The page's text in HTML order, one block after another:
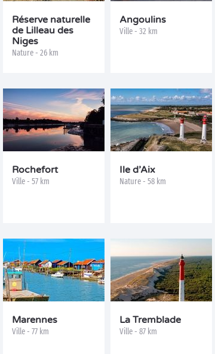
Réserve naturelle
de Lilleau des
Niges
Nature - 26 km
Angoulins
Ville - 32 km
Rochefort
Ville - 57 km
Ile d’Aix
Nature - 58 km
Marennes
Ville - 77 km
La Tremblade
Ville - 87 km